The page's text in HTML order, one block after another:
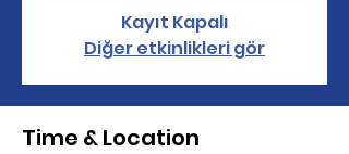
Kayıt Kapalı
Diğer etkinlikleri gör
Time & Location